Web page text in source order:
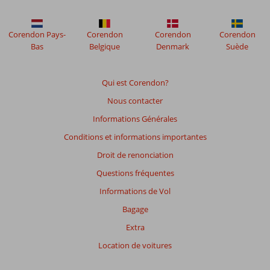
48
mois
ne
pertinence
Qui est Corendon?
Nous contacter
Informations Générales
Conditions et informations importantes
Droit de renonciation
Questions fréquentes
Informations de Vol
Bagage
Extra
Location de voitures
Corendon Pays-
Bas
Corendon
Belgique
Corendon
Denmark
Corendon
Suède